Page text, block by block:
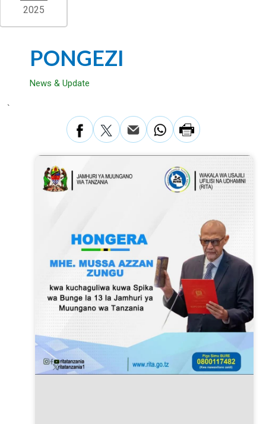
2025
PONGEZI
News & Update
`